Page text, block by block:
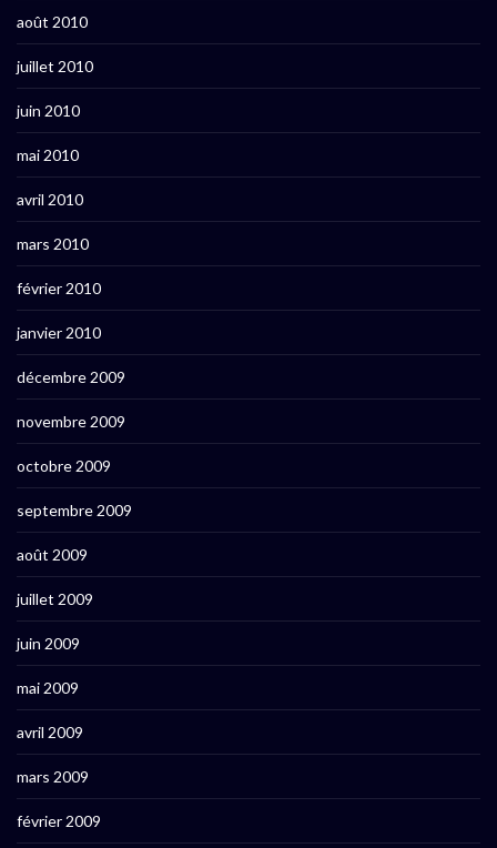
août 2010
juillet 2010
juin 2010
mai 2010
avril 2010
mars 2010
février 2010
janvier 2010
décembre 2009
novembre 2009
octobre 2009
septembre 2009
août 2009
juillet 2009
juin 2009
mai 2009
avril 2009
mars 2009
février 2009